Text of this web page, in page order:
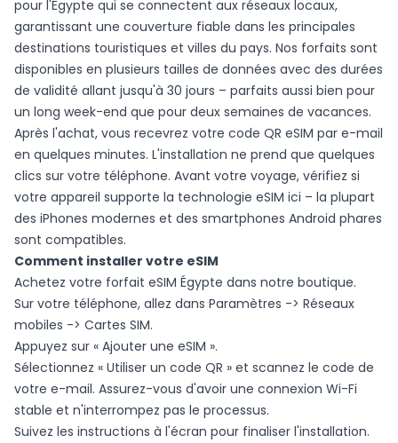
pour l'Égypte qui se connectent aux réseaux locaux,
garantissant une couverture fiable dans les principales
destinations touristiques et villes du pays. Nos forfaits sont
disponibles en plusieurs tailles de données avec des durées
de validité allant jusqu'à 30 jours – parfaits aussi bien pour
un long week-end que pour deux semaines de vacances.
Après l'achat, vous recevrez votre code QR eSIM par e-mail
en quelques minutes. L'installation ne prend que quelques
clics sur votre téléphone. Avant votre voyage, vérifiez si
votre appareil supporte la technologie eSIM ici – la plupart
des iPhones modernes et des smartphones Android phares
sont compatibles.
Comment installer votre eSIM
Achetez votre forfait eSIM Égypte dans notre boutique.
Sur votre téléphone, allez dans Paramètres -> Réseaux
mobiles -> Cartes SIM.
Appuyez sur « Ajouter une eSIM ».
Sélectionnez « Utiliser un code QR » et scannez le code de
votre e-mail. Assurez-vous d'avoir une connexion Wi-Fi
stable et n'interrompez pas le processus.
Suivez les instructions à l'écran pour finaliser l'installation.